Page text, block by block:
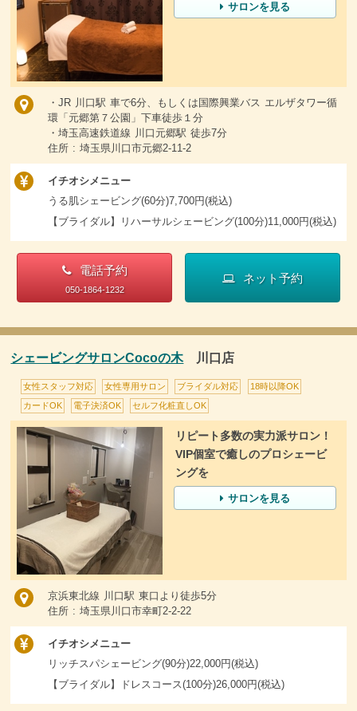
サロンを見る
・JR 川口駅 車で6分、もしくは国際興業バス エルザタワー循
環「元郷第７公園」下車徒歩１分
・埼玉高速鉄道線 川口元郷駅 徒歩7分
住所 : 埼玉県川口市元郷2-11-2
イチオシメニュー
うる肌シェービング(60分)7,700円(税込)
【ブライダル】リハーサルシェービング(100分)11,000円(税込)
電話予約
050-1864-1232
ネット予約
シェービングサロンCocoの木川口店
女性スタッフ対応 女性専用サロン ブライダル対応 18時以降OK
カードOK 電子決済OK セルフ化粧直しOK
リピート多数の実力派サロン！
VIP個室で癒しのプロシェービ
ングを
サロンを見る
京浜東北線 川口駅 東口より徒歩5分
住所 : 埼玉県川口市幸町2-2-22
イチオシメニュー
リッチスパシェービング(90分)22,000円(税込)
【ブライダル】ドレスコース(100分)26,000円(税込)